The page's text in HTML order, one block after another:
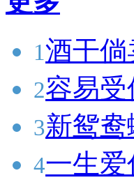
1酒干倘
2容易
3新鸳
4一生爱